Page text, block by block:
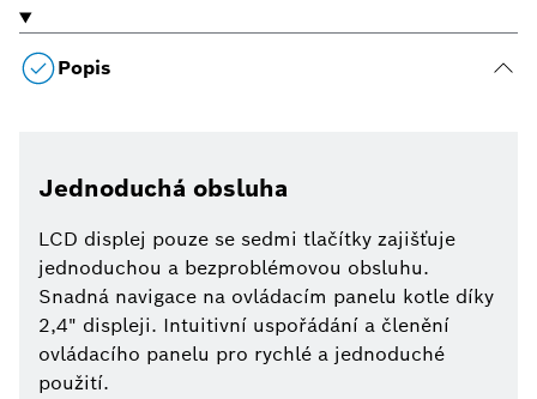
Popis
Jednoduchá obsluha
LCD displej pouze se sedmi tlačítky zajišťuje
jednoduchou a bezproblémovou obsluhu.
Snadná navigace na ovládacím panelu kotle díky
2,4" displeji. Intuitivní uspořádání a členění
ovládacího panelu pro rychlé a jednoduché
použití.